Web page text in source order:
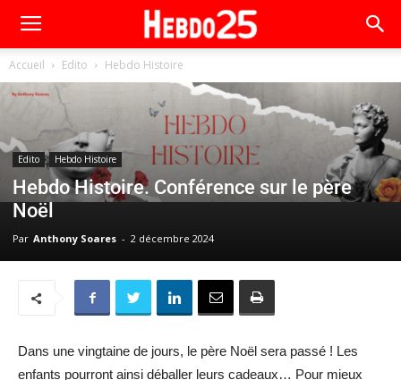
Accueil Edito Hebdo Histoire
Edito Hebdo Histoire
Hebdo Histoire. Conférence sur le père
Noël
Par Anthony Soares - 2 décembre 2024
Dans une vingtaine de jours, le père Noël sera passé ! Les
enfants pourront ainsi déballer leurs cadeaux… Pour mieux